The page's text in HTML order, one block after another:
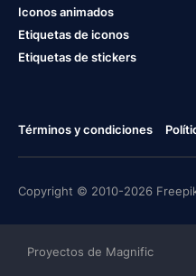
Iconos animados
Etiquetas de iconos
Etiquetas de stickers
Términos y condiciones
Copyright © 2010-2026
Proyectos de Magnific